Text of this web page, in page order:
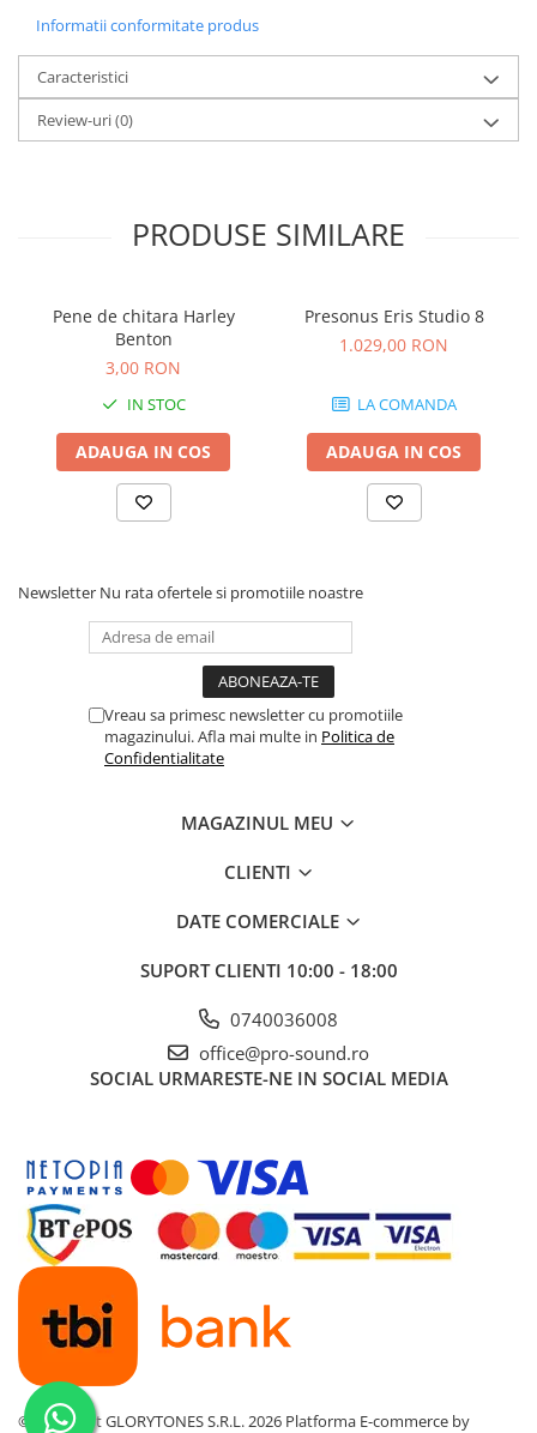
Case-uri DJ
Console DJ
Controllere MIDI - USB DAW
Genti pentru DJ
Samplere si controllere
Cabluri adaptoare, cabluri Y
Cabluri audio
Cabluri de boxe
Cabluri de microfon
Cabluri DMX
Cabluri la metru
Cabluri multicore
Standuri stative si pupitre
Stative de mixer
Stative de partituri
Amplificatoare de casti
Casti broadcast si Casti cu Microfon
Casti In ear pentru monitorizare
Casti wireless / fara fir
Idei de cadouri
Informatii conformitate produs
Caracteristici
Review-uri(0)
PRODUSE SIMILARE
Pene de chitara Harley
Benton
3,00 RON
IN STOC
ADAUGA IN COS
Presonus Eris Studio 8
1.029,00 RON
LA COMANDA
ADAUGA IN COS
Newsletter Nu rata ofertele si promotiile noastre
Vreau sa primesc newsletter cu promotiile
magazinului. Afla mai multe in Politica de
Confidentialitate
MAGAZINUL MEU
CLIENTI
DATE COMERCIALE
SUPORT CLIENTI 10:00 - 18:00
0740036008
office@pro-sound.ro
SOCIAL URMARESTE-NE IN SOCIAL MEDIA
©Copyright GLORYTONES S.R.L. 2026 Platforma E-commerce by